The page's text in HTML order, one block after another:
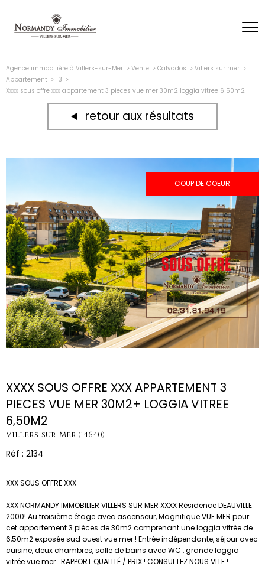
Agence immobilière à Villers-sur-Mer Vente Calvados
Villers sur mer
Appartement
T3
Xxxx sous offre xxx appartement 3 pieces vue mer 30m2 loggia vitree 6 50m2
retour aux résultats
COUP DE COEUR
XXXX SOUS OFFRE XXX APPARTEMENT 3
PIECES VUE MER 30M2+ LOGGIA VITREE
6,50M2
Villers-sur-Mer (14640)
Réf : 2134
XXX SOUS OFFRE XXX
XXX NORMANDY IMMOBILIER VILLERS SUR MER XXXX Résidence DEAUVILLE
2000! Au troisième étage avec ascenseur, Magnifique VUE MER pour
cet appartement 3 pièces de 30m2 comprenant une loggia vitrée de
6,50m2 exposée sud ouest vue mer ! Entrée indépendante, séjour avec
cuisine, deux chambres, salle de bains avec WC , grande loggia
vitrée vue mer . RAPPORT QUALITÉ / PRIX ! CONSULTEZ NOUS VITE !